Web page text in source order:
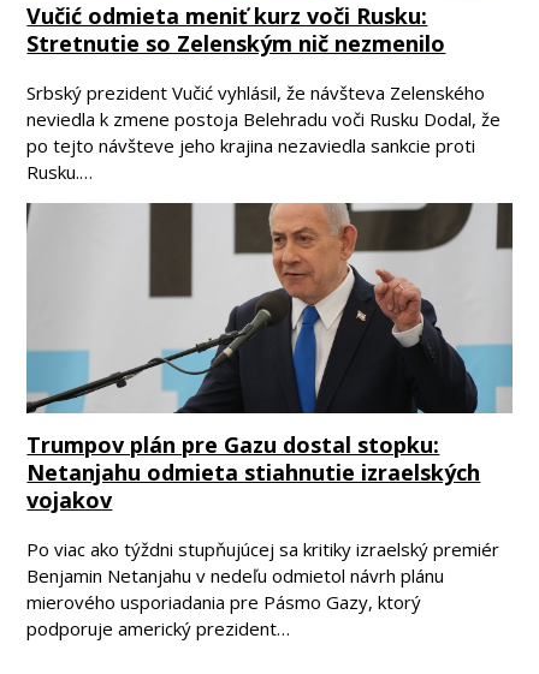
Vučić odmieta meniť kurz voči Rusku:
Stretnutie so Zelenským nič nezmenilo
Srbský prezident Vučić vyhlásil, že návšteva Zelenského
neviedla k zmene postoja Belehradu voči Rusku Dodal, že
po tejto návšteve jeho krajina nezaviedla sankcie proti
Rusku.…
Trumpov plán pre Gazu dostal stopku:
Netanjahu odmieta stiahnutie izraelských
vojakov
Po viac ako týždni stupňujúcej sa kritiky izraelský premiér
Benjamin Netanjahu v nedeľu odmietol návrh plánu
mierového usporiadania pre Pásmo Gazy, ktorý
podporuje americký prezident…